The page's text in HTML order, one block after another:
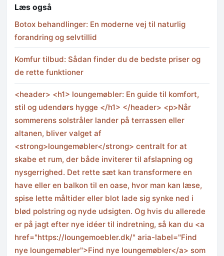
Læs også
Botox behandlinger: En moderne vej til naturlig
forandring og selvtillid
Komfur tilbud: Sådan finder du de bedste priser og
de rette funktioner
<header> <h1> loungemøbler: En guide til komfort,
stil og udendørs hygge </h1> </header> <p>Når
sommerens solstråler lander på terrassen eller
altanen, bliver valget af
<strong>loungemøbler</strong> centralt for at
skabe et rum, der både inviterer til afslapning og
nysgerrighed. Det rette sæt kan transformere en
have eller en balkon til en oase, hvor man kan læse,
spise lette måltider eller blot lade sig synke ned i
blød polstring og nyde udsigten. Og hvis du allerede
er på jagt efter nye idéer til indretning, så kan du <a
href="https://loungemoebler.dk/" aria-label="Find
nye loungemøbler">Find nye loungemøbler</a> som